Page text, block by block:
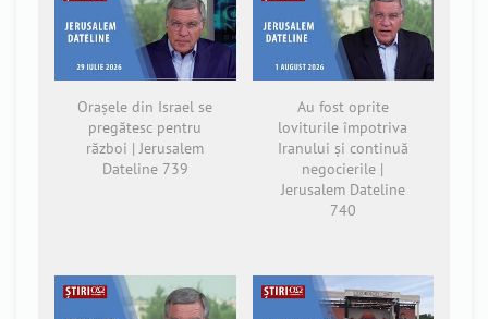
Orașele din Israel se
pregătesc pentru
război | Jerusalem
Dateline 739
Au fost oprite
loviturile împotriva
Iranului și continuă
negocierile |
Jerusalem Dateline
740